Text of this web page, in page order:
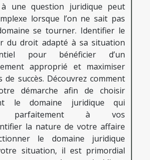
une question juridique peut
lorsque l’on ne sait pas
se tourner. Identifier le
du droit adapté à sa situation
pour bénéficier d’un
approprié et maximiser
de succès. Découvrez comment
démarche afin de choisir
le domaine juridique qui
parfaitement à vos
la nature de votre affaire
le domaine juridique
situation, il est primordial